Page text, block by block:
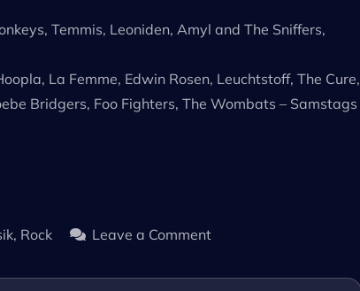
Temmis, Leoniden, Amyl and The Sniffers,
La Femme, Edwin Rosen, Leuchtstoff, The Cure,
Bridgers, Foo Fighters, The Wombats – Samstags
, Rock Leave a Commenton
The